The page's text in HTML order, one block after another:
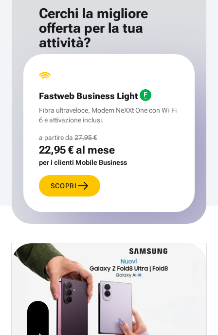
Cerchi la migliore
offerta per la tua
attività?
Fastweb Business Light
Fibra ultraveloce, Modem NeXXt One con Wi‑Fi
6 e attivazione inclusi.
a partire da 27,95 €
22,95 €al mese
per i clienti Mobile Business
SCOPRI